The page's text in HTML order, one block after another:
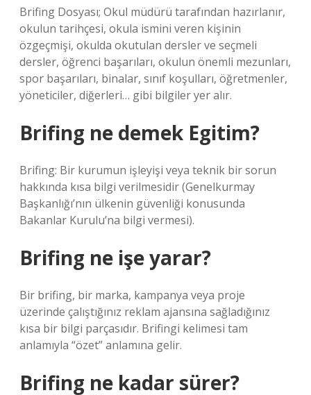
Brifing Dosyası; Okul müdürü tarafından hazırlanır,
okulun tarihçesi, okula ismini veren kişinin
özgeçmişi, okulda okutulan dersler ve seçmeli
dersler, öğrenci başarıları, okulun önemli mezunları,
spor başarıları, binalar, sınıf koşulları, öğretmenler,
yöneticiler, diğerleri… gibi bilgiler yer alır.
Brifing ne demek Egitim?
Brifing: Bir kurumun işleyişi veya teknik bir sorun
hakkında kısa bilgi verilmesidir (Genelkurmay
Başkanlığı’nın ülkenin güvenliği konusunda
Bakanlar Kurulu’na bilgi vermesi).
Brifing ne işe yarar?
Bir brifing, bir marka, kampanya veya proje
üzerinde çalıştığınız reklam ajansına sağladığınız
kısa bir bilgi parçasıdır. Brifingi kelimesi tam
anlamıyla “özet” anlamına gelir.
Brifing ne kadar sürer?